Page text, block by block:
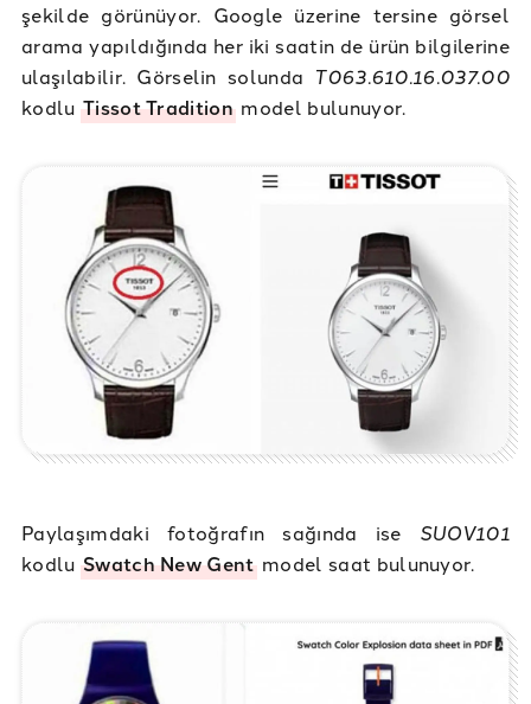
şekilde görünüyor. Google üzerine tersine görsel
arama yapıldığında her iki saatin de ürün bilgilerine
ulaşılabilir. Görselin solunda T063.610.16.037.00
kodlu Tissot Tradition model bulunuyor.
Paylaşımdaki fotoğrafın sağında ise SUOV101
kodlu Swatch New Gentmodel saat bulunuyor.